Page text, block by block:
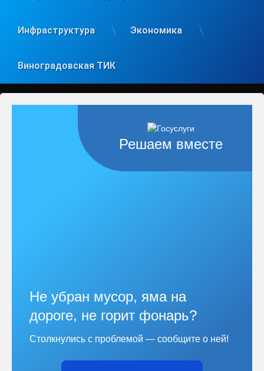
Инфраструктура Экономика
Виноградовская ТИК
Решаем вместе
Не убран мусор, яма на
дороге, не горит фонарь?
Столкнулись с проблемой — сообщите о ней!